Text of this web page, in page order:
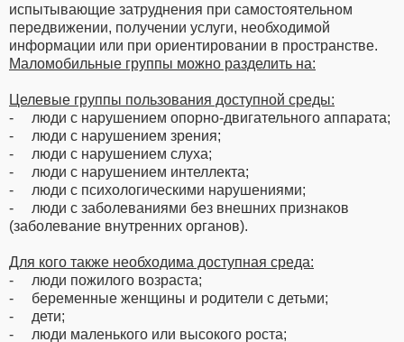
испытывающие затруднения при самостоятельном
передвижении, получении услуги, необходимой
информации или при ориентировании в пространстве.
Маломобильные группы можно разделить на:
Целевые группы пользования доступной среды:
- люди с нарушением опорно-двигательного аппарата;
- люди с нарушением зрения;
- люди с нарушением слуха;
- люди с нарушением интеллекта;
- люди с психологическими нарушениями;
- люди с заболеваниями без внешних признаков
(заболевание внутренних органов).
Для кого также необходима доступная среда:
- люди пожилого возраста;
- беременные женщины и родители с детьми;
- дети;
- люди маленького или высокого роста;